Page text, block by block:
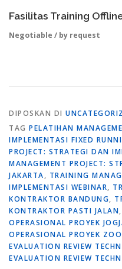
Fasilitas Training
Negotiable / by request
DIPOSKAN DI
TAG PELATIHAN
IMPLEMENTASI FIXED
PROJECT: STRATEGI DAN
MANAGEMENT PROJECT:
JAKARTA, TRAINING
IMPLEMENTASI WEBINAR,
KONTRAKTOR BANDUNG,
KONTRAKTOR PASTI JALAN,
OPERASIONAL PROYEK
OPERASIONAL PROYEK
EVALUATION REVIEW
EVALUATION REVIEW